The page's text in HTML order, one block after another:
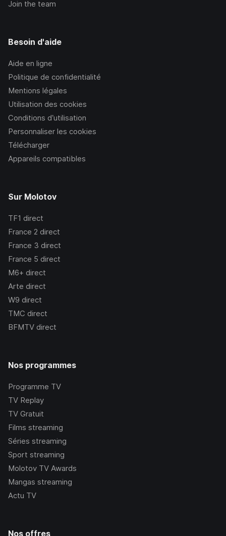
Join the team
Besoin d'aide
Aide en ligne
Politique de confidentialité
Mentions légales
Utilisation des cookies
Conditions d’utilisation
Personnaliser les cookies
Télécharger
Appareils compatibles
Sur Molotov
TF1 direct
France 2 direct
France 3 direct
France 5 direct
M6+ direct
Arte direct
W9 direct
TMC direct
BFMTV direct
Nos programmes
Programme TV
TV Replay
TV Gratuit
Films streaming
Séries streaming
Sport streaming
Molotov TV Awards
Mangas streaming
Actu TV
Nos offres